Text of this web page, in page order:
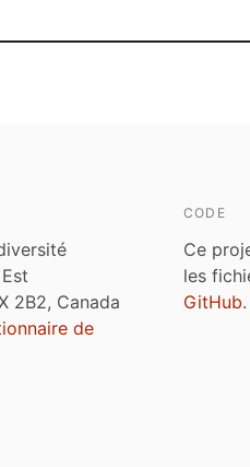
2B2, Canada
de
CODE
Ce
les
GitHub.